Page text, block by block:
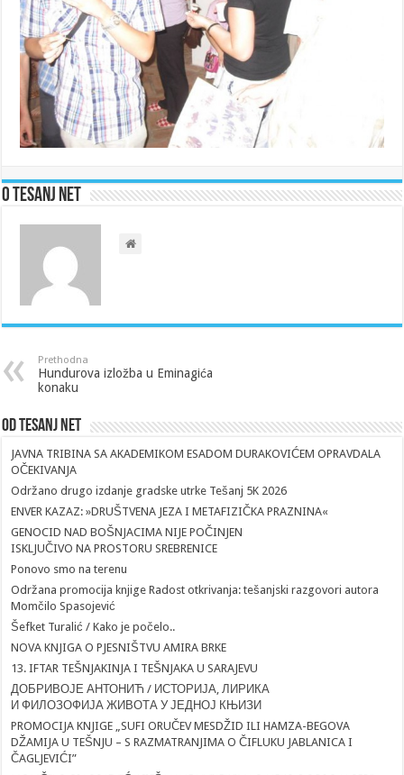
O Tesanj Net
Prethodna
Hundurova izložba u Eminagića
konaku
Od Tesanj Net
JAVNA TRIBINA SA AKADEMIKOM ESADOM DURAKOVIĆEM OPRAVDALA
OČEKIVANJA
Održano drugo izdanje gradske utrke Tešanj 5K 2026
ENVER KAZAZ: »DRUŠTVENA JEZA I METAFIZIČKA PRAZNINA«
GENOCID NAD BOŠNJACIMA NIJE POČINJEN
ISKLJUČIVO NA PROSTORU SREBRENICE
Ponovo smo na terenu
Održana promocija knjige Radost otkrivanja: tešanjski razgovori autora
Momčilo Spasojević
Šefket Turalić / Kako je počelo..
NOVA KNJIGA O PJESNIŠTVU AMIRA BRKE
13. IFTAR TEŠNJAKINJA I TEŠNJAKA U SARAJEVU
ДОБРИВОЈЕ АНТОНИЋ / ИСТОРИЈА, ЛИРИКА
И ФИЛОЗОФИЈА ЖИВОТА У ЈЕДНОЈ КЊИЗИ
PROMOCIJA KNJIGE „SUFI ORUČEV MESDŽID ILI HAMZA-BEGOVA
DŽAMIJA U TEŠNJU – S RAZMATRANJIMA O ČIFLUKU JABLANICA I
ČAGLJEVIĆI”